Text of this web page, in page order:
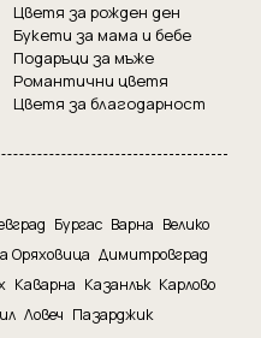
Цветя за рожден ден
Букети за мама и бебе
Подаръци за мъже
Романтични цветя
Цветя за благодарност
Бургас Варна Велико
Оряховица Димитровград
Каварна Казанлък Карлово
Ловеч Пазарджик